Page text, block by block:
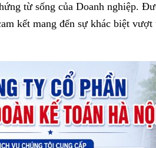
từ sống của Doanh nghiệp.
kết mang đến sự khác biệt